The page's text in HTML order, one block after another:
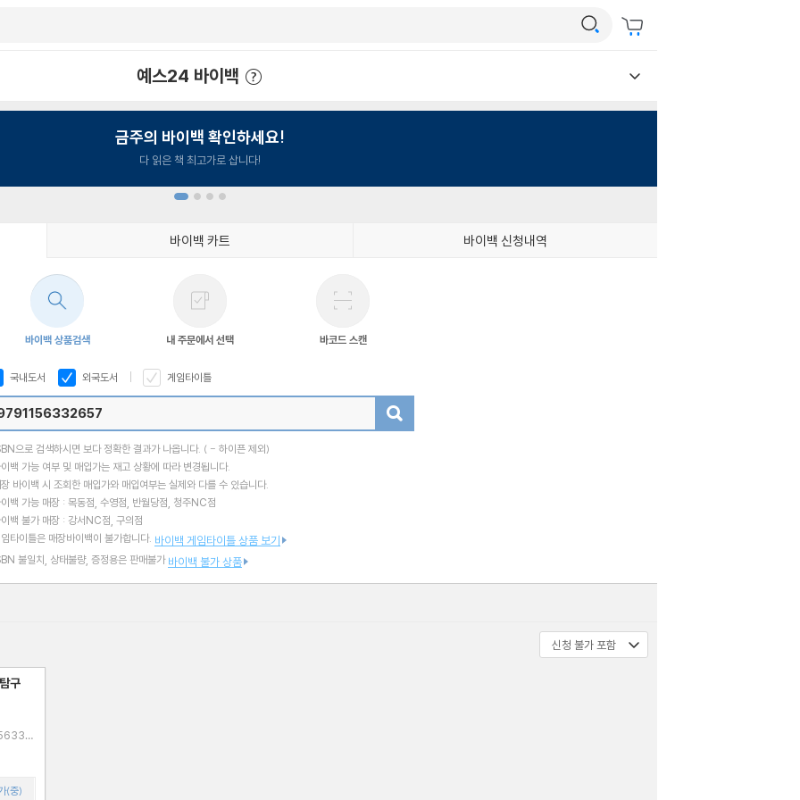
예스24 바이백
금주의 바이백 확인하세요!
다 읽은 책 최고가로 삽니다!
바이백 카트 바이백 신청내역
바이백 상품검색 내 주문에서 선택 바코드 스캔
국내도서 외국도서 게임타이틀
으로 검색하시면 보다 정확한 결과가 나옵니다. ( - 하이픈 제외)
백 가능 여부 및 매입가는 재고 상황에 따라 변경됩니다.
바이백 시 조회한 매입가와 매입여부는 실제와 다를 수 있습니다.
백 가능 매장 : 목동점, 수영점, 반월당점, 청주NC점
백 불가 매장 : 강서NC점, 구의점
타이틀은 매장바이백이 불가합니다. 바이백 게임타이틀 상품 보기
불일치, 상태불량, 증정용은 판매불가 바이백 불가 상품
구
(중)